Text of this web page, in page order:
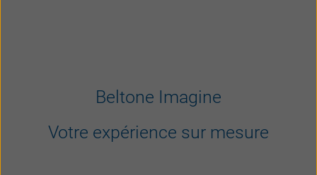
Beltone Imagine
Votre expérience sur mesure